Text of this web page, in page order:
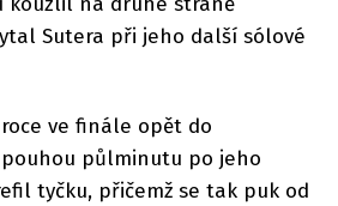
Sutera při jeho další sólové
ve finále opět do
půlminutu po jeho
tyčku, přičemž se tak puk od